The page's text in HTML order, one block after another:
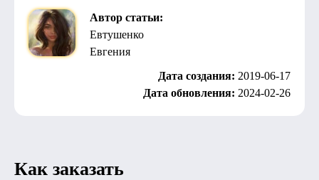
Автор статьи:
Евтушенко
Евгения
Дата создания: 2019-06-17
Дата обновления: 2024-02-26
Как заказать